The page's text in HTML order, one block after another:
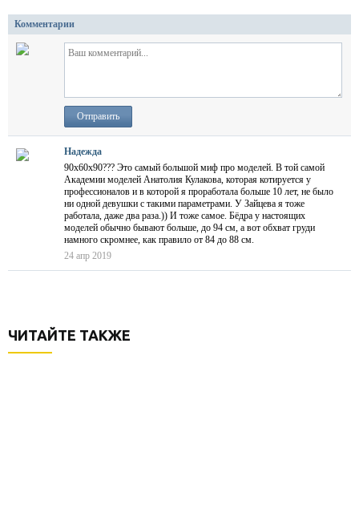
Комментарии
Отправить
Надежда
90х60х90??? Это самый большой миф про моделей. В той самой
Академии моделей Анатолия Кулакова, которая котируется у
профессионалов и в которой я проработала больше 10 лет, не было
ни одной девушки с такими параметрами. У Зайцева я тоже
работала, даже два раза.)) И тоже самое. Бёдра у настоящих
моделей обычно бывают больше, до 94 см, а вот обхват груди
намного скромнее, как правило от 84 до 88 см.
24 апр 2019
ЧИТАЙТЕ ТАКЖЕ